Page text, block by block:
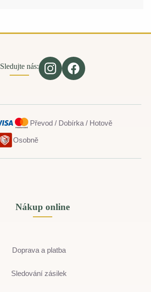
Sledujte nás:
Převod / Dobírka / Hotově
Osobně
Nákup online
Doprava a platba
Sledování zásilek